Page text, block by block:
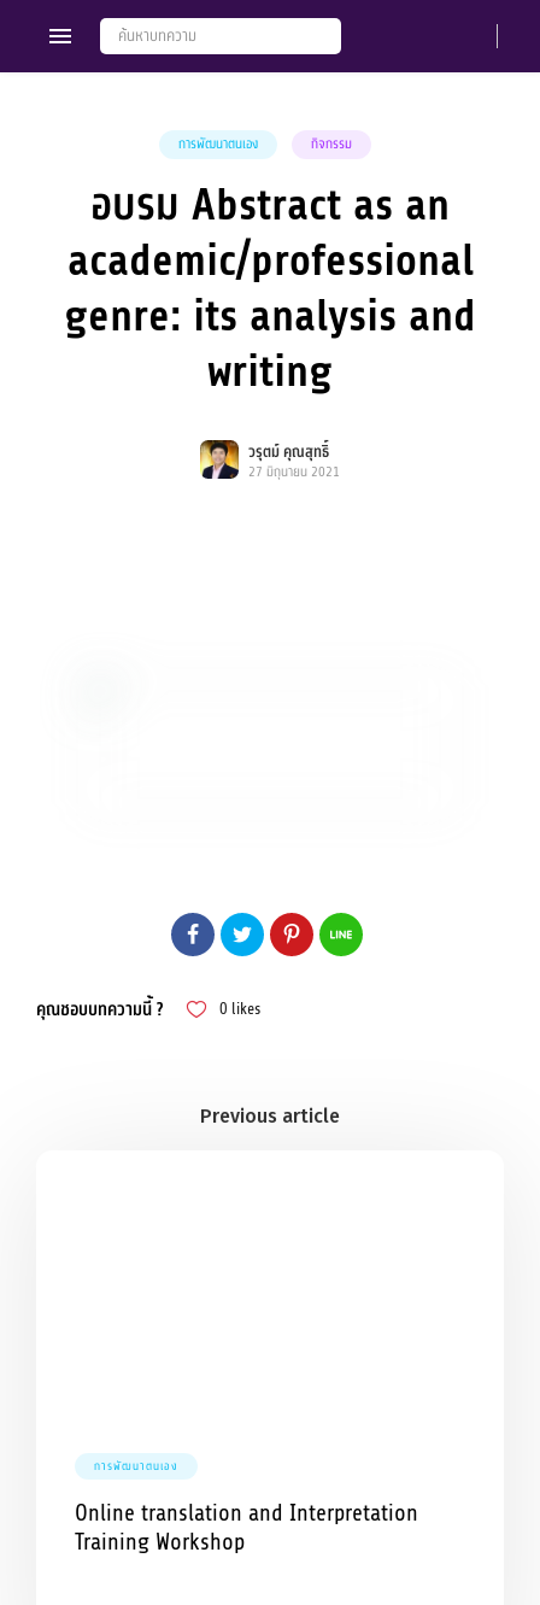
การพัฒนาตนเอง กิจกรรม
อบรม Abstract as an
academic/professional
genre: its analysis and
writing
วรุตม์ คุณสุทธิ์
27 มิถุนายน 2021
คุณชอบบทความนี้ ? 0 likes
การพัฒนาตนเอง
Online translation and Interpretation
Training Workshop
Groups